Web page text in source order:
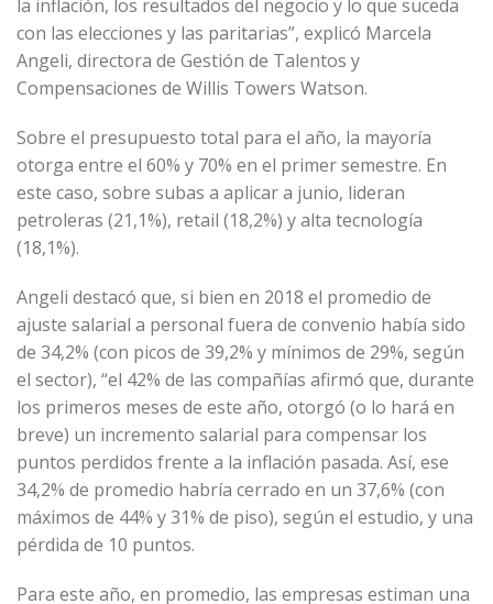
la inflación, los resultados del negocio y lo que suceda
con las elecciones y las paritarias”, explicó Marcela
Angeli, directora de Gestión de Talentos y
Compensaciones de Willis Towers Watson.
Sobre el presupuesto total para el año, la mayoría
otorga entre el 60% y 70% en el primer semestre. En
este caso, sobre subas a aplicar a junio, lideran
petroleras (21,1%), retail (18,2%) y alta tecnología
(18,1%).
Angeli destacó que, si bien en 2018 el promedio de
ajuste salarial a personal fuera de convenio había sido
de 34,2% (con picos de 39,2% y mínimos de 29%, según
el sector), “el 42% de las compañías afirmó que, durante
los primeros meses de este año, otorgó (o lo hará en
breve) un incremento salarial para compensar los
puntos perdidos frente a la inflación pasada. Así, ese
34,2% de promedio habría cerrado en un 37,6% (con
máximos de 44% y 31% de piso), según el estudio, y una
pérdida de 10 puntos.
Para este año, en promedio, las empresas estiman una